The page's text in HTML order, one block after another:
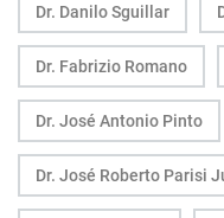
Dr. Danilo Sguillar
Dr. Fabrizio Romano
Dr. José Antonio Pinto
Dr. José Roberto Parisi